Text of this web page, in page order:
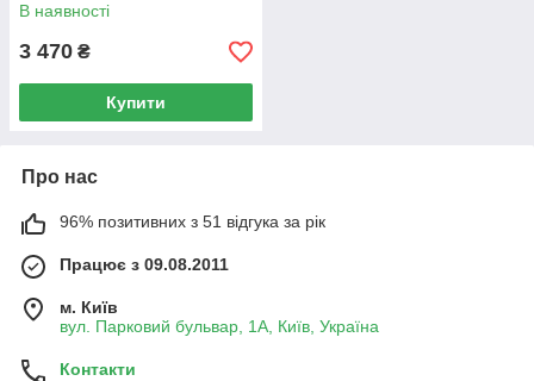
В наявності
3 470 ₴
Купити
Про нас
96% позитивних з 51 відгука за рік
Працює з 09.08.2011
м. Київ
вул. Парковий бульвар, 1А, Київ, Україна
Контакти